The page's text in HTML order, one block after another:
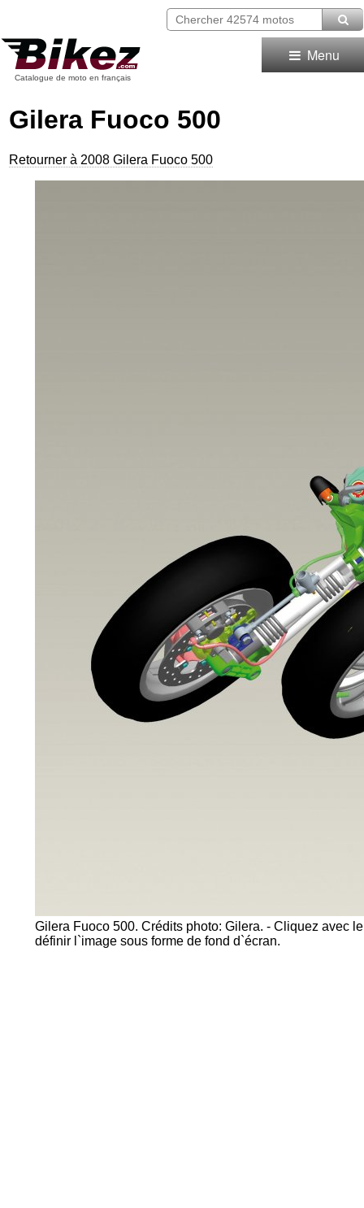
Catalogue de moto en français
Menu
Gilera Fuoco 500
Retourner à 2008 Gilera Fuoco 500
Gilera Fuoco 500. Crédits photo: Gilera. - Cliquez avec
définir l`image sous forme de fond d`écran.